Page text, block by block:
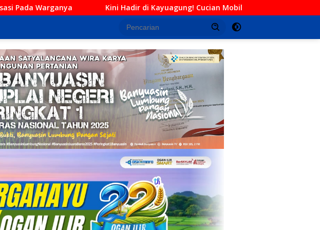
Kini Hadir di Kayuagung! Cucian Mobil Daffa Siap Berikan Layanan Bersih, Cepat, dan